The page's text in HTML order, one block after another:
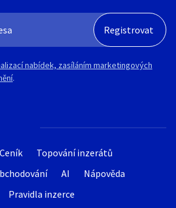
Ceník
Topování inzerátů
AI
Nápověda
Pravidla inzerce
nabídek, zasíláním marketingových
.